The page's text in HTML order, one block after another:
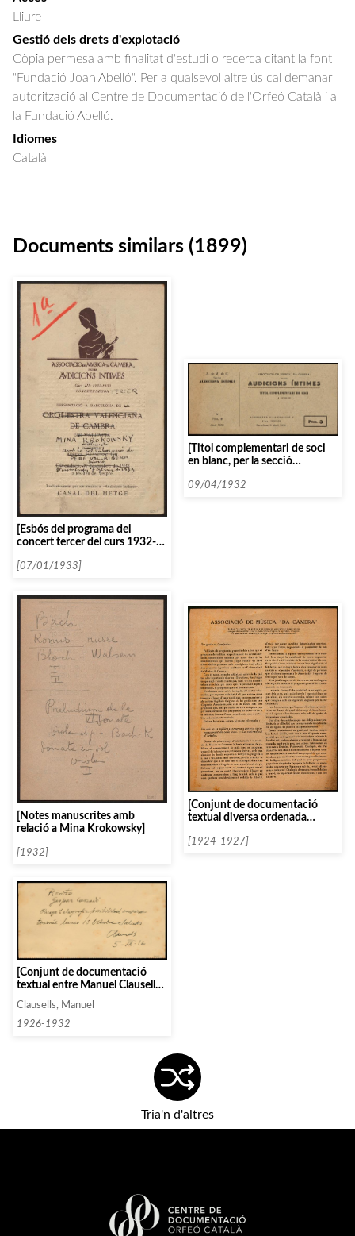
Lliure
Gestió dels drets d'explotació
Còpia permesa amb finalitat d'estudi o recerca citant la font
"Fundació Joan Abelló". Per a qualsevol altre ús cal demanar
autorització al Centre de Documentació de l'Orfeó Català i a
la Fundació Abelló.
Idiomes
Català
Documents similars (1899)
[Esbós del programa del
concert tercer del curs 1932-
[07/01/1933]
[Titol complementari de soci
en blanc, per la secció
09/04/1932
[Notes manuscrites amb
relació a Mina Krokowsky]
[1932]
[Conjunt de documentació
textual diversa ordenada
[1924-1927]
[Conjunt de documentació
textual entre Manuel Clausells i
Gaspar Cassadó]
Clausells, Manuel
1926-1932
Tria'n d'altres